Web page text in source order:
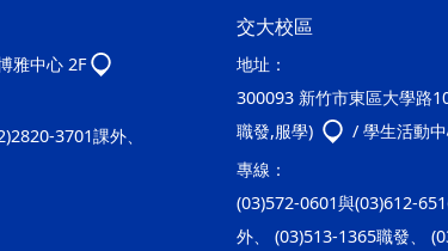
雅中心 2F
3701課外、
交大校區
地址：
300093 新竹市東區大學路
職發,服學)
/ 學生活動
專線：
(03)572-0601與(03)612-
外、 (03)513-1365職發、